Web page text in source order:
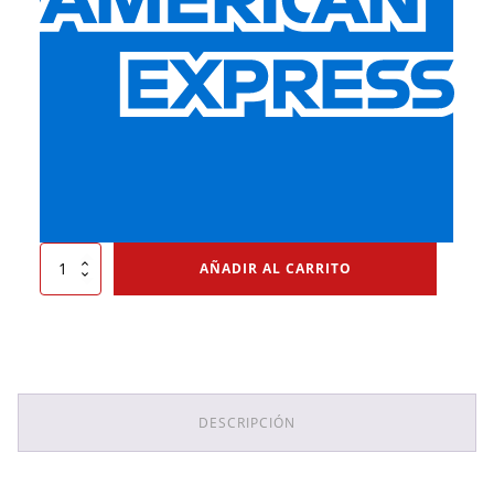
Cartucho
Químico
cantidad
AÑADIR AL CARRITO
DESCRIPCIÓN